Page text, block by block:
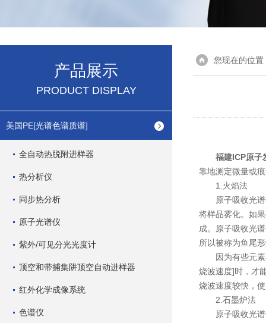
产品展示
PRODUCT DISPLAY
美国PE[光谱色谱质谱]
全自动热脱附进样器
热分析仪
同步热分析
原子光谱仪
紫外/可见分光光度计
顶空和带捕集阱顶空自动进样器
红外化学成像系统
色谱仪
您现在的位置
福建ICP原子
靠地测定微量或
1.火焰法
原子吸收光谱
将样品雾化。如
成。原子吸收光
所以被称为鱼尾
因为有些元素
烧波速度]时，才
烧波速度较快，
2.石墨炉法
原子吸收光谱